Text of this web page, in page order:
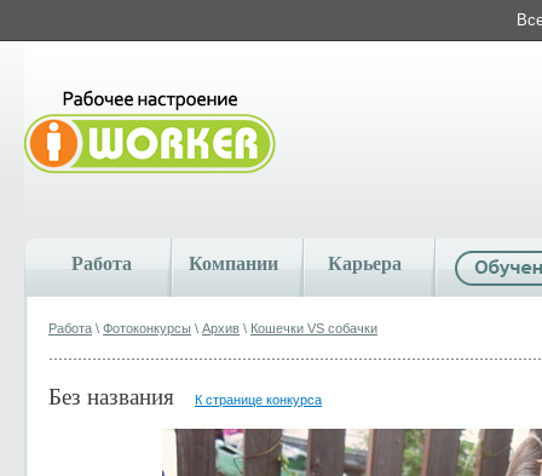
Работа Компании Карьера
Работа \ Фотоконкурсы \ Архив \ Кошечки VS собачки
Без названия К странице конкурса